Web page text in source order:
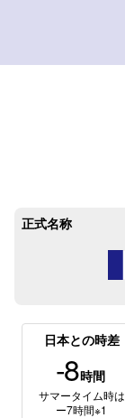
正式名称
日本との時差
-8時間
サマータイム時は
ー7時間※1